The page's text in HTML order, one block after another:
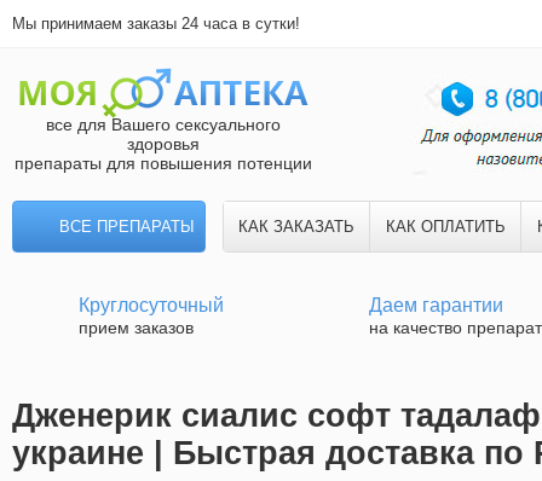
Мы принимаем заказы 24 часа в сутки!
все для Вашего сексуального
здоровья
препараты для повышения потенции
ВСЕ ПРЕПАРАТЫ КАК ЗАКАЗАТЬ КАК ОПЛАТИТЬ
Круглосуточный
прием заказов
Даем гарантии
на качество
Дженерик сиалис софт
украине | Быстрая доставка по